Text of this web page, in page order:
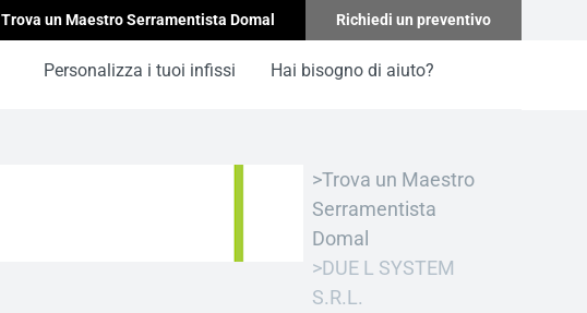
Trova un Maestro Serramentista Domal Richiedi un preventivo
Personalizza i tuoi infissi Hai bisogno di aiuto?
Trova un Maestro
Serramentista
Domal
DUE L SYSTEM
S.R.L.